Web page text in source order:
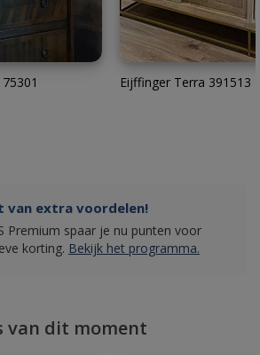
Eijffinger Terra 391513
van extra voordelen!
Premium spaar je nu punten voor
korting. Bekijk het programma.
van dit moment